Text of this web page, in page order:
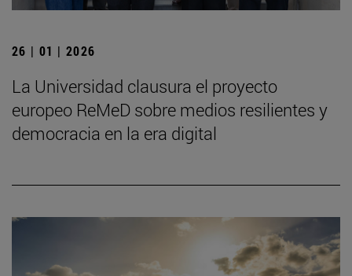
26 | 01 | 2026
La Universidad clausura el proyecto
europeo ReMeD sobre medios resilientes y
democracia en la era digital